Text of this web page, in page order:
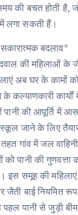
की बचत होती है,
लगा सकती हैं।
बदलाव*
की महिलाओं के
अब घर के कामों
कार्यों
पानी की आपूर्ति में
जाने के लिए
गांव में जल
पानी की गुणवत्ता
इस समूह की
जैती बाई नियमित
पानी से जुड़ी